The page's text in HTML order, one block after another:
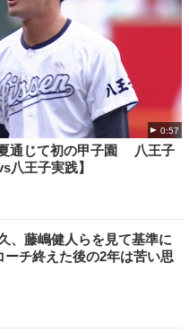
0:57
通じて初の甲子園 八王子
八王子実践】
、藤嶋健人らを見て基準に
ーチ終えた後の2年は苦い思